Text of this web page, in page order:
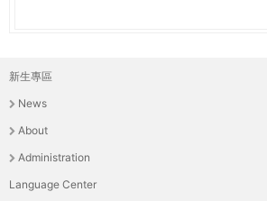
主
選
單
新生專區
News
About
Administration
Language Center